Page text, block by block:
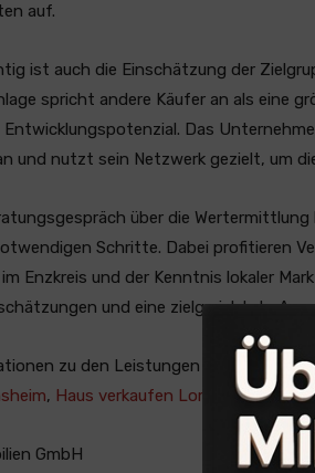
auf.
ist auch die Einschätzung der
spricht andere Käufer an als eine
Das
und nutzt sein Netzwerk gezielt, um
über die
Schritte. Dabei profitieren
Enzkreis und der Kenntnis lokaler
und eine zielgerichtete
zu den Leistungen des
, Haus verkaufen Lomersheim
GmbH